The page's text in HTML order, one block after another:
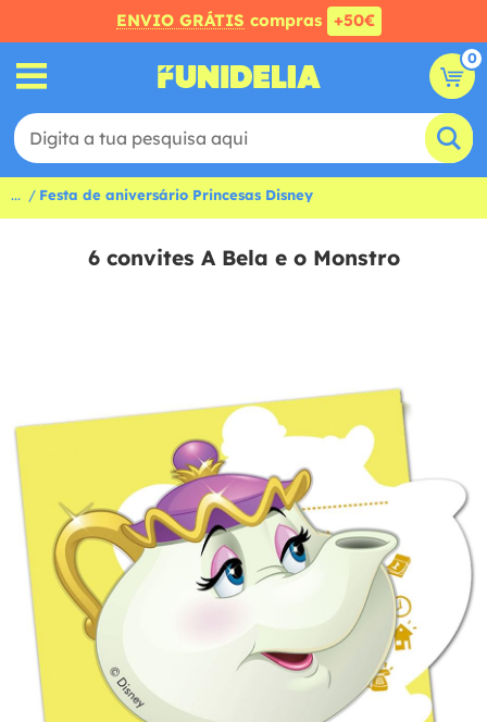
ENVIO GRÁTIS compras +50€
0
... Festa de aniversário Princesas Disney
6 convites A Bela e o Monstro